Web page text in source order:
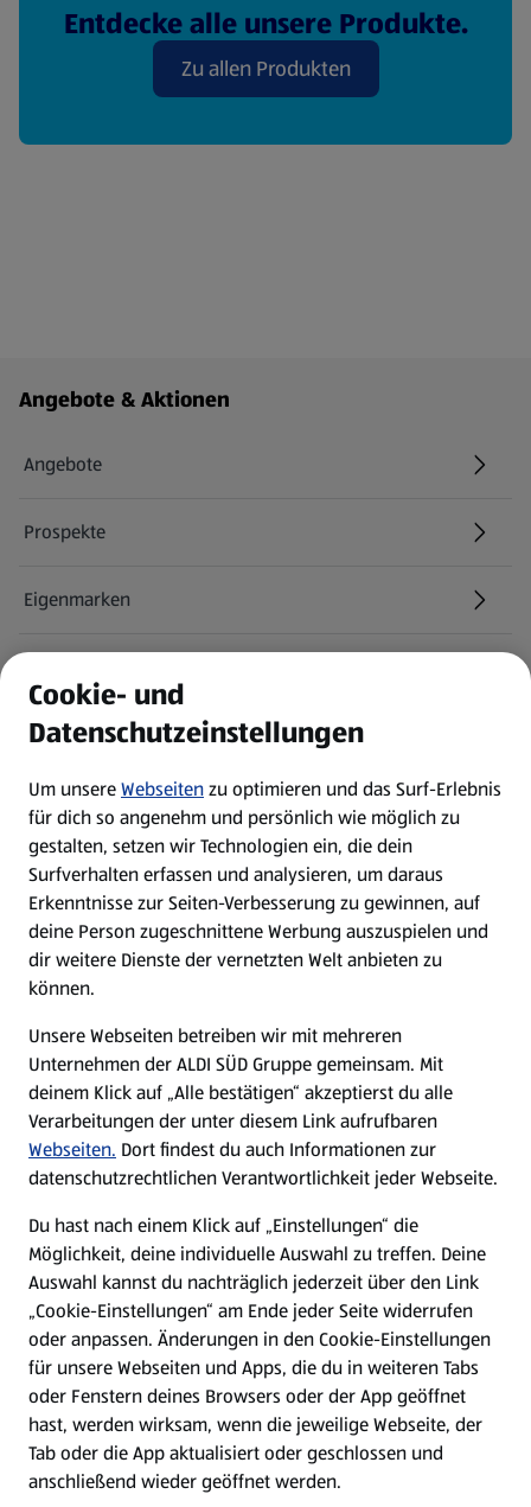
Entdecke alle unsere Produkte.
Zu allen Produkten
Fußzeilenmenü - weitere Links
Angebote & Aktionen
Angebote
Prospekte
Eigenmarken
Newsletter
WhatsApp
Über ALDI SÜD
Filialen
Nachhaltigkeit
Karriere
Presse
Hilfe & Kontakt
(öffnet in einem neuen Tab)
Unternehmen
Folge uns hier:
Cookie- und
Datenschutzeinstellungen
Um unsereWebseitenzu optimieren und das Surf-Erlebnis
für dich so angenehm und persönlich wie möglich zu
gestalten, setzen wir Technologien ein, die dein
Surfverhalten erfassen und analysieren, um daraus
Erkenntnisse zur Seiten-Verbesserung zu gewinnen, auf
deine Person zugeschnittene Werbung auszuspielen und
dir weitere Dienste der vernetzten Welt anbieten zu
können.
Unsere Webseiten betreiben wir mit mehreren
Unternehmen der ALDI SÜD Gruppe gemeinsam. Mit
deinem Klick auf „Alle bestätigen“ akzeptierst du alle
Verarbeitungen der unter diesem Link aufrufbaren
Webseiten. Dort findest du auch Informationen zur
datenschutzrechtlichen Verantwortlichkeit jeder Webseite.
Du hast nach einem Klick auf „Einstellungen“ die
Möglichkeit, deine individuelle Auswahl zu treffen. Deine
Auswahl kannst du nachträglich jederzeit über den Link
„Cookie-Einstellungen“ am Ende jeder Seite widerrufen
oder anpassen. Änderungen in den Cookie-Einstellungen
für unsere Webseiten und Apps, die du in weiteren Tabs
oder Fenstern deines Browsers oder der App geöffnet
hast, werden wirksam, wenn die jeweilige Webseite, der
Tab oder die App aktualisiert oder geschlossen und
anschließend wieder geöffnet werden.